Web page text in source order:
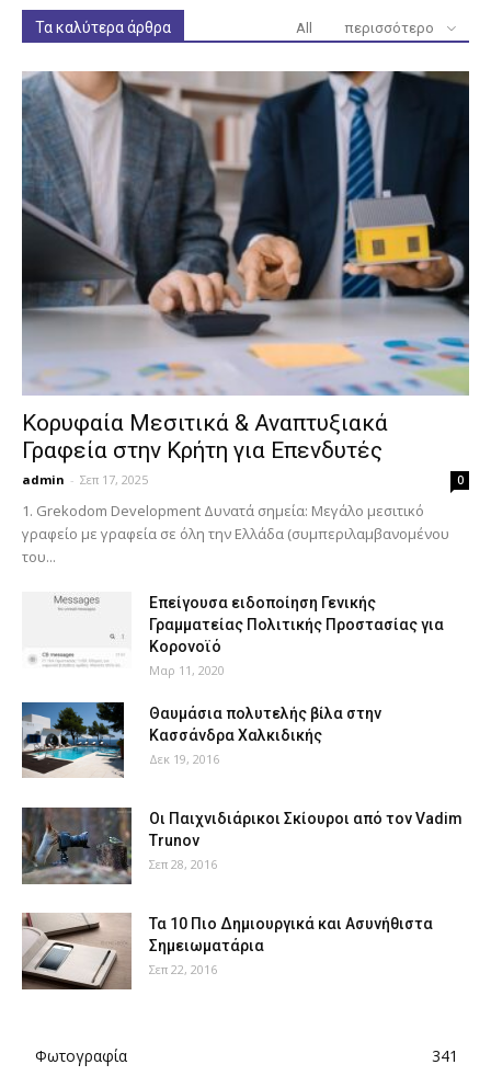
Τα καλύτερα άρθρα All περισσότερο
Κορυφαία Μεσιτικά & Αναπτυξιακά
Γραφεία στην Κρήτη για Επενδυτές
admin - Σεπ 17, 2025 0
1. Grekodom Development Δυνατά σημεία: Μεγάλο μεσιτικό
γραφείο με γραφεία σε όλη την Ελλάδα (συμπεριλαμβανομένου
του...
Επείγουσα ειδοποίηση Γενικής
Γραμματείας Πολιτικής Προστασίας για
Κορονοϊό
Μαρ 11, 2020
Θαυμάσια πολυτελής βίλα στην
Κασσάνδρα Χαλκιδικής
Δεκ 19, 2016
Οι Παιχνιδιάρικοι Σκίουροι από τον Vadim
Trunov
Σεπ 28, 2016
Τα 10 Πιο Δημιουργικά και Ασυνήθιστα
Σημειωματάρια
Σεπ 22, 2016
Φωτογραφία
341